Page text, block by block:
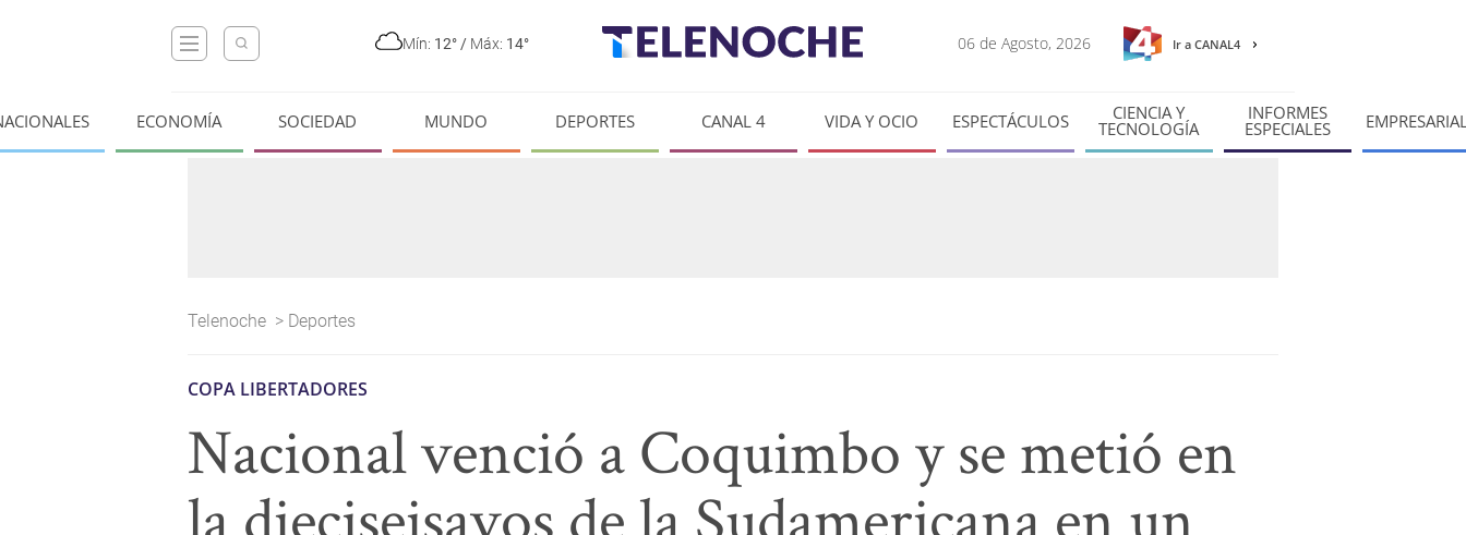
Mín: 12° / Máx: 14° 06 de Agosto, 2026 Ir a CANAL4
ECONOMÍA SOCIEDAD MUNDO DEPORTES CANAL 4 VIDA Y OCIO ESPECTÁCULOS CIENCIA Y
TECNOLOGÍA
INFORMES
ESPECIALES
Telenoche > Deportes
COPA LIBERTADORES
Nacional venció a Coquimbo y se metió en
la dieciseisavos de la Sudamericana en un